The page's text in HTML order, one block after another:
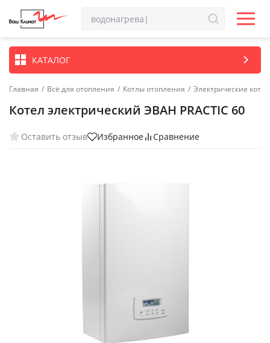
КАТАЛОГ
Главная / Всё для отопления / Котлы отопления / Электрические котлы
Котел электрический ЭВАН PRACTIC 60
Оставить отзыв Избранное Сравнение